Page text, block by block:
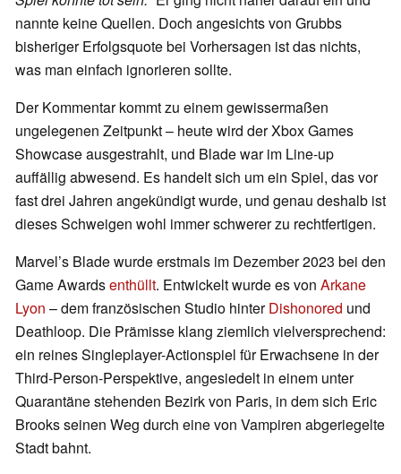
nannte keine Quellen. Doch angesichts von Grubbs
bisheriger Erfolgsquote bei Vorhersagen ist das nichts,
was man einfach ignorieren sollte.
Der Kommentar kommt zu einem gewissermaßen
ungelegenen Zeitpunkt – heute wird der Xbox Games
Showcase ausgestrahlt, und Blade war im Line-up
auffällig abwesend. Es handelt sich um ein Spiel, das vor
fast drei Jahren angekündigt wurde, und genau deshalb ist
dieses Schweigen wohl immer schwerer zu rechtfertigen.
Marvel’s Blade wurde erstmals im Dezember 2023 bei den
Game Awardsenthüllt. Entwickelt wurde es von Arkane
Lyon – dem französischen Studio hinterDishonored und
Deathloop. Die Prämisse klang ziemlich vielversprechend:
ein reines Singleplayer-Actionspiel für Erwachsene in der
Third-Person-Perspektive, angesiedelt in einem unter
Quarantäne stehenden Bezirk von Paris, in dem sich Eric
Brooks seinen Weg durch eine von Vampiren abgeriegelte
Stadt bahnt.